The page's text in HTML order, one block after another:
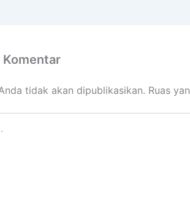
tidak akan dipublikasikan. Ruas